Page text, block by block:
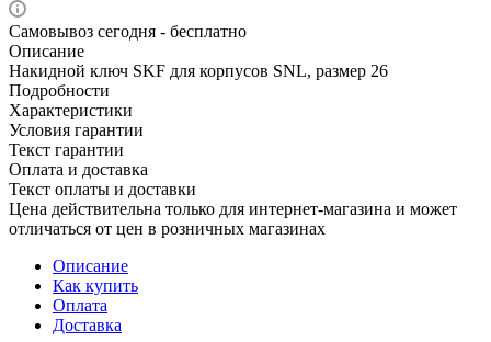
Самовывоз сегодня - бесплатно
Описание
Накидной ключ SKF для корпусов SNL, размер 26
Подробности
Характеристики
Условия гарантии
Текст гарантии
Оплата и доставка
Текст оплаты и доставки
Цена действительна только для интернет-магазина и может
отличаться от цен в розничных магазинах
Описание
Как купить
Оплата
Доставка